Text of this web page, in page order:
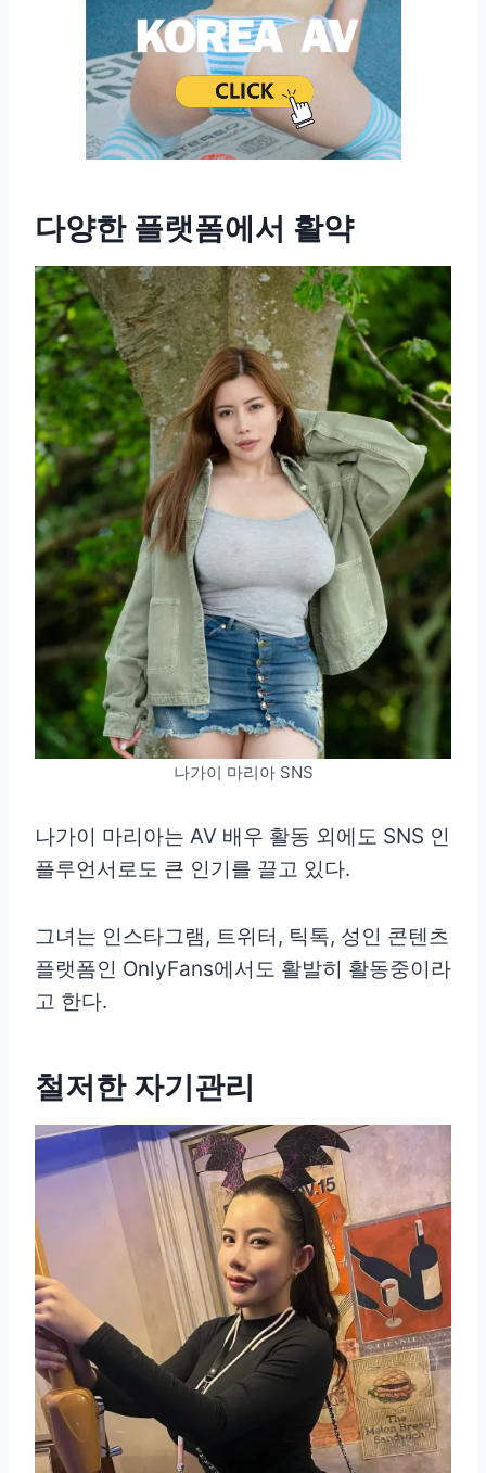
다양한 플랫폼에서 활약
나가이 마리아 SNS
나가이 마리아는 AV 배우 활동 외에도 SNS 인
플루언서로도 큰 인기를 끌고 있다.
그녀는 인스타그램, 트위터, 틱톡, 성인 콘텐츠
플랫폼인 OnlyFans에서도 활발히 활동중이라
고 한다.
철저한 자기관리